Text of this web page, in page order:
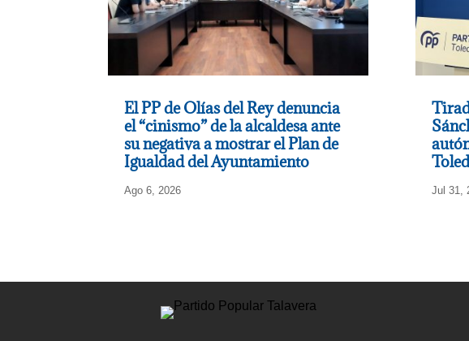
El PP de Olías del Rey denuncia
el “cinismo” de la alcaldesa ante
su negativa a mostrar el Plan de
Igualdad del Ayuntamiento
Ago 6, 2026 Jul 31,